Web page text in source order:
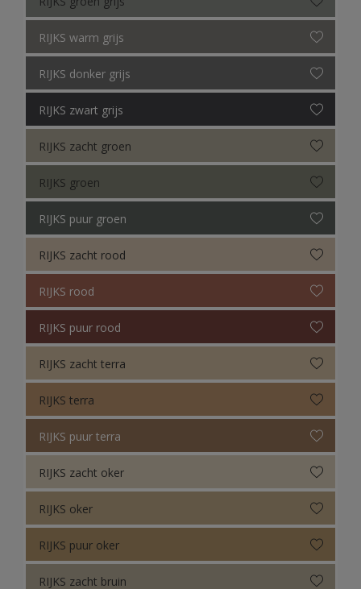
RIJKS warm grijs
RIJKS donker grijs
RIJKS zwart grijs
RIJKS zacht groen
RIJKS groen
RIJKS puur groen
RIJKS zacht rood
RIJKS rood
RIJKS puur rood
RIJKS zacht terra
RIJKS terra
RIJKS puur terra
RIJKS zacht oker
RIJKS oker
RIJKS puur oker
RIJKS zacht bruin